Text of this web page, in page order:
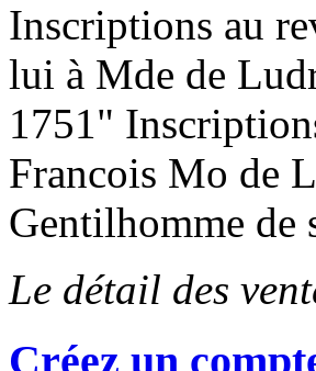
Inscriptions au
lui à Mde de
1751"
Francois Mo de
Gentilhomme de
Le détail des
Créez un